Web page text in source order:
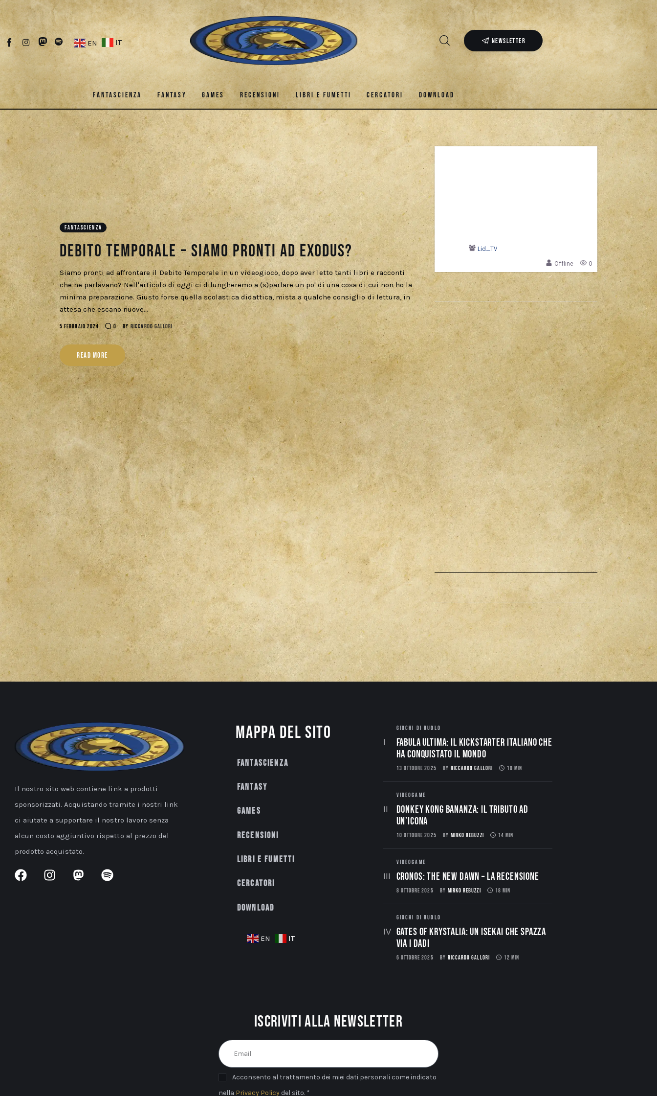
EN IT NEWSLETTER
FANTASCIENZA FANTASY GAMES RECENSIONI LIBRI E FUMETTI CERCATORI DOWNLOAD
FANTASCIENZA FANTASY GAMES RECENSIONI LIBRI E FUMETTI CERCATORI
Fantascienza
Fantasy
Recensioni
Libri e fumetti
Cercatori
Download
FANTASCIENZA
Debito Temporale – Siamo pronti ad Exodus?
Siamo pronti ad affrontare il Debito Temporale in un videogioco, dopo aver letto tanti libri e racconti
che ne parlavano? Nell'articolo di oggi ci dilungheremo a (s)parlare un po' di una cosa di cui non ho la
minima preparazione. Giusto forse quella scolastica didattica, mista a qualche consiglio di lettura, in
attesa che escano nuove…
5 FEBBRAIO 2024 0 BY RICCARDO GALLORI
READ MORE
Lid_TV
Offline
0
Il nostro sito web contiene link a prodotti
sponsorizzati. Acquistando tramite i nostri link
ci aiutate a supportare il nostro lavoro senza
alcun costo aggiuntivo rispetto al prezzo del
prodotto acquistato.
Mappa del sito
Fantascienza
Fantasy
Games
Recensioni
Libri e fumetti
Cercatori
Download
EN IT
GIOCHI DI RUOLO
Fabula Ultima: il Kickstarter italiano che
ha conquistato il mondo
13 OTTOBRE 2025 BY RICCARDO GALLORI 10 MIN
VIDEOGAME
Donkey Kong Bananza: Il Tributo ad
un’Icona
10 OTTOBRE 2025 BY MIRKO REBUZZI 14 MIN
VIDEOGAME
CRONOS: THE NEW DAWN – La Recensione
8 OTTOBRE 2025 BY MIRKO REBUZZI 18 MIN
GIOCHI DI RUOLO
Gates of Krystalia: Un Isekai che spazza
via i dadi
6 OTTOBRE 2025 BY RICCARDO GALLORI 12 MIN
Iscriviti alla newsletter
Acconsento al trattamento dei miei dati personali come indicato
nella Privacy Policy del sito. *